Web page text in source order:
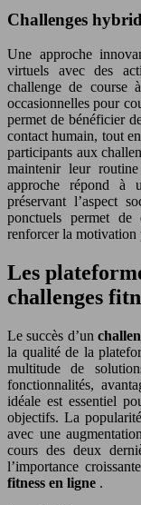
Challenges
Une approche
virtuels avec des
challenge de course
occasionnelles pour
permet de bénéficier
contact humain, tout
participants aux
maintenir leur
approche répond à
préservant l’aspect
ponctuels permet
renforcer la motivation
Les
challenges
Le succès d’un
la qualité de la
multitude de
fonctionnalités,
idéale est essentiel
objectifs. La
avec une
cours des deux
l’importance
fitness en ligne .